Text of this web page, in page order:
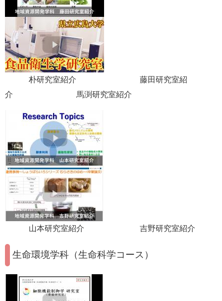
朴研究室紹介 藤田研究室紹
介 馬渕研究室紹介
山本研究室紹介 吉野研究室紹介
生命環境学科（生命科学コース）